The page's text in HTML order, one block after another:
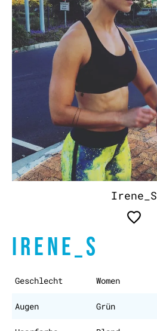
Irene_S
IRENE_S
Geschlecht Women
Augen Grün